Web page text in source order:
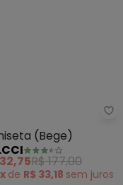
(Off White)
(Bege)
R$ 177,00
de R$ 33,18 semjuros